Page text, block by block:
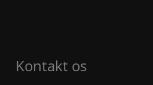
Kontakt os